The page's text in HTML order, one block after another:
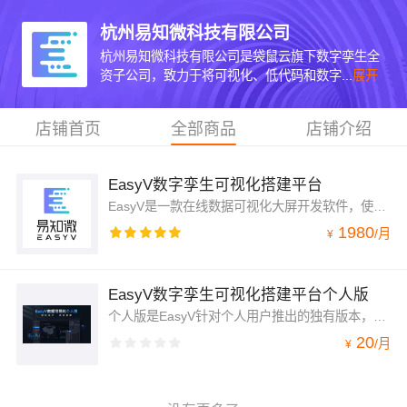
杭州易知微科技有限公司
杭州易知微科技有限公司是袋鼠云旗下数字孪生全
资子公司，致力于将可视化、低代码和数字... 展开
店铺首页 全部商品 店铺介绍
EasyV数字孪生可视化搭建平台
¥ 1980/月
EasyV数字孪生可视化搭建平台个人版
个人版是EasyV针对个人用户推出的独有版本，支持用户0代码上手可视化大屏设计，适合没有任何编程基础的设计师、运营、学生等用户群体，轻松上手数据看板搭建，实用场景包括可视化大屏搭建、项目原型绘制、业务数据盘点、工作汇报、年终汇报等。
¥ 20/月